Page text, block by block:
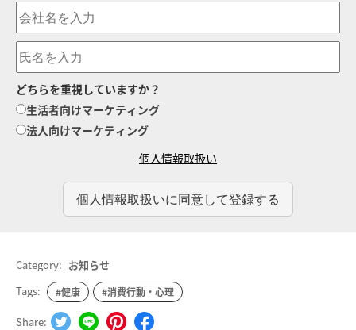
どちらを重視していますか？
生活者向けマーケティング
法人向けマーケティング
個人情報取扱い
Category: お知らせ
Tags:
#健康 #消費行動・心理
Share: